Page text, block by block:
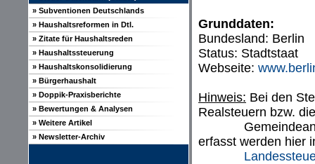
» Subventionen Deutschlands
» Haushaltsreformen in Dtl.
» Zitate für Haushaltsreden
» Haushaltssteuerung
» Haushaltskonsolidierung
» Bürgerhaushalt
» Doppik-Praxisberichte
» Bewertungen & Analysen
» Weitere Artikel
» Newsletter-Archiv
Grunddaten:
Bundesland: Berlin
Status: Stadtstaat
Webseite:
Hinweis: Bei den
Realsteuern bzw. die
erfasst werden hier